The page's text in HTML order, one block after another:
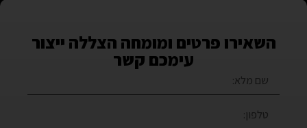
השאירו פרטים ומומחה הצללה ייצור
עימכם קשר